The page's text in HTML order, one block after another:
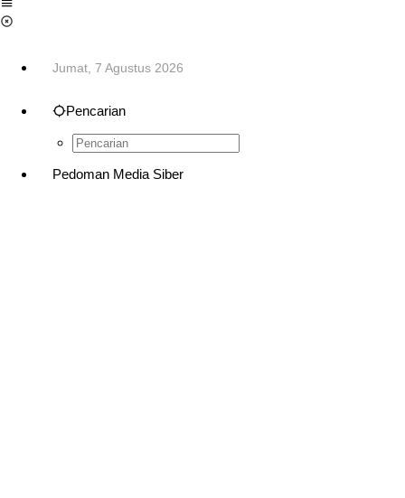
Jumat, 7 Agustus 2026
Pencarian
Pedoman Media Siber